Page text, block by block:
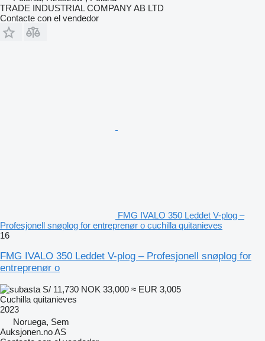
TRADE INDUSTRIAL COMPANY AB LTD
Contacte con el vendedor
FMG IVALO 350 Leddet V-plog –
Profesjonell snøplog for entreprenør o cuchilla quitanieves
16
FMG IVALO 350 Leddet V-plog – Profesjonell snøplog for
entreprenør o
S/ 11,730 NOK 33,000 ≈ EUR 3,005
Cuchilla quitanieves
2023
Noruega, Sem
Auksjonen.no AS